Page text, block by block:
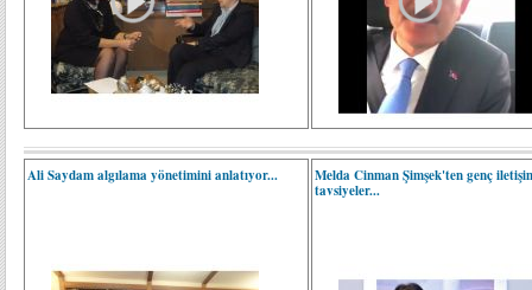
Ali Saydam algılama yönetimini anlatıyor...
Melda Cinman Şimşek'ten genç
tavsiyeler...